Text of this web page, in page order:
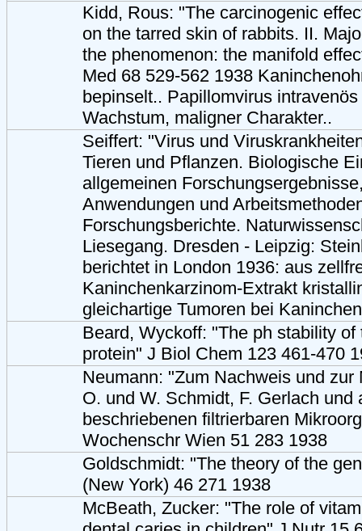
Kidd, Rous: "The carcinogenic
on the tarred skin of rabbits. II.
the phenomenon: the manifold
Med 68 529-562 1938
bepinselt.. Papillomvirus
Wachstum, maligner Charakter..
Seiffert: "Virus und
Tieren und Pflanzen. Biologische
allgemeinen
Anwendungen und
Forschungsberichte.
Liesegang. Dresden - Leipzig:
berichtet in London 1936: aus
Kaninchenkarzinom-Extrakt
gleichartige Tumoren bei
Beard, Wyckoff: "The ph stability
protein" J Biol Chem 123 461-470
Neumann: "Zum Nachweis und zur
O. und W. Schmidt, F. Gerlach und
beschriebenen filtrierbaren
Wochenschr Wien 51 283 1938
Goldschmidt: "The theory of the
(New York) 46 271 1938
McBeath, Zucker: "The role of